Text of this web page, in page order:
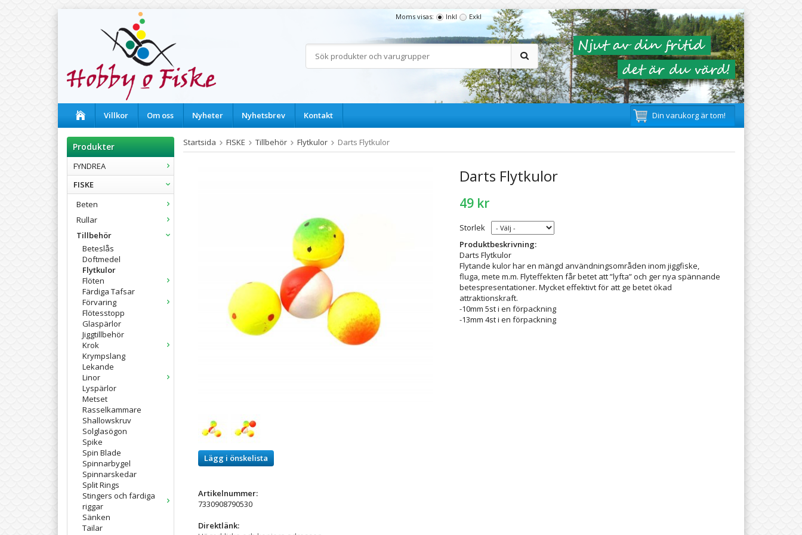
Moms visas: Inkl Exkl
Villkor Om oss Nyheter Nyhetsbrev Kontakt Din varukorg är tom!
Produkter
FYNDREA
FISKE
Beten
Rullar
Tillbehör
Beteslås
Doftmedel
Flytkulor
Flöten
Färdiga Tafsar
Förvaring
Flötesstopp
Glaspärlor
Jiggtillbehör
Krok
Krympslang
Lekande
Linor
Lyspärlor
Metset
Rasselkammare
Shallowskruv
Solglasögon
Spike
Spin Blade
Spinnarbygel
Spinnarskedar
Split Rings
Stingers och färdiga
riggar
Sänken
Tailar
Startsida FISKE Tillbehör Flytkulor Darts Flytkulor
Darts Flytkulor
49 kr
Storlek
Produktbeskrivning:
Darts Flytkulor
Flytande kulor har en mängd användningsområden inom jiggfiske,
fluga, mete m.m. Flyteffekten får betet att ”lyfta” och ger nya spännande
betespresentationer. Mycket effektivt för att ge betet ökad
attraktionskraft.
-10mm 5st i en förpackning
-13mm 4st i en förpackning
Lägg i önskelista
Artikelnummer:
7330908790530
Direktlänk: